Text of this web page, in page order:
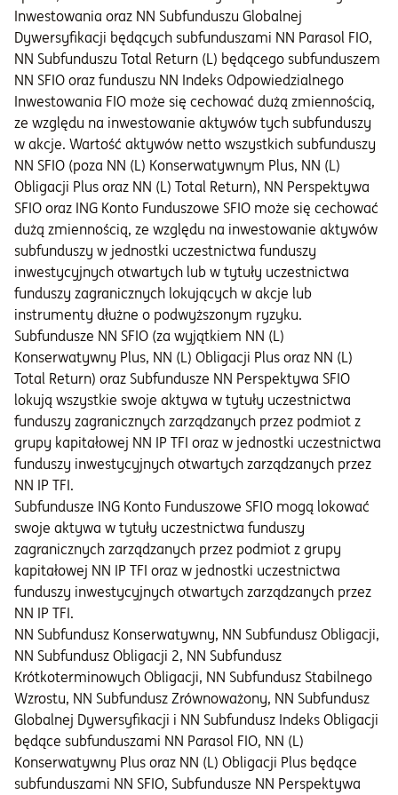
Inwestowania oraz NN Subfunduszu Globalnej
Dywersyfikacji będących subfunduszami NN Parasol FIO,
NN Subfunduszu Total Return (L) będącego subfunduszem
NN SFIO oraz funduszu NN Indeks Odpowiedzialnego
Inwestowania FIO może się cechować dużą zmiennością,
ze względu na inwestowanie aktywów tych subfunduszy
w akcje. Wartość aktywów netto wszystkich subfunduszy
NN SFIO (poza NN (L) Konserwatywnym Plus, NN (L)
Obligacji Plus oraz NN (L) Total Return), NN Perspektywa
SFIO oraz ING Konto Funduszowe SFIO może się cechować
dużą zmiennością, ze względu na inwestowanie aktywów
subfunduszy w jednostki uczestnictwa funduszy
inwestycyjnych otwartych lub w tytuły uczestnictwa
funduszy zagranicznych lokujących w akcje lub
instrumenty dłużne o podwyższonym ryzyku.
Subfundusze NN SFIO (za wyjątkiem NN (L)
Konserwatywny Plus, NN (L) Obligacji Plus oraz NN (L)
Total Return) oraz Subfundusze NN Perspektywa SFIO
lokują wszystkie swoje aktywa w tytuły uczestnictwa
funduszy zagranicznych zarządzanych przez podmiot z
grupy kapitałowej NN IP TFI oraz w jednostki uczestnictwa
funduszy inwestycyjnych otwartych zarządzanych przez
NN IP TFI.
Subfundusze ING Konto Funduszowe SFIO mogą lokować
swoje aktywa w tytuły uczestnictwa funduszy
zagranicznych zarządzanych przez podmiot z grupy
kapitałowej NN IP TFI oraz w jednostki uczestnictwa
funduszy inwestycyjnych otwartych zarządzanych przez
NN IP TFI.
NN Subfundusz Konserwatywny, NN Subfundusz Obligacji,
NN Subfundusz Obligacji 2, NN Subfundusz
Krótkoterminowych Obligacji, NN Subfundusz Stabilnego
Wzrostu, NN Subfundusz Zrównoważony, NN Subfundusz
Globalnej Dywersyfikacji i NN Subfundusz Indeks Obligacji
będące subfunduszami NN Parasol FIO, NN (L)
Konserwatywny Plus oraz NN (L) Obligacji Plus będące
subfunduszami NN SFIO, Subfundusze NN Perspektywa